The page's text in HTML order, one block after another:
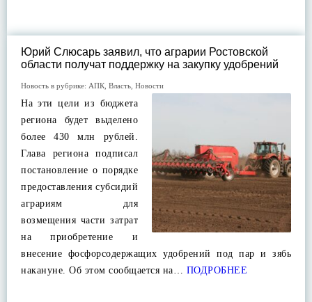
Юрий Слюсарь заявил, что аграрии Ростовской
области получат поддержку на закупку удобрений
Новость в рубрике: АПК Власть Новости
На эти цели из бюджета
региона будет выделено
более 430 млн рублей.
Глава региона подписал
постановление о порядке
предоставления субсидий
аграриям для
возмещения части затрат
на приобретение и
внесение фосфорсодержащих удобрений под пар и зябь
накануне. Об этом сообщается на… ПОДРОБНЕЕ